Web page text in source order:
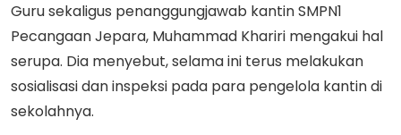
Guru sekaligus penanggungjawab kantin SMPN1
Pecangaan Jepara, Muhammad Khariri mengakui hal
serupa. Dia menyebut, selama ini terus melakukan
sosialisasi dan inspeksi pada para pengelola kantin di
sekolahnya.